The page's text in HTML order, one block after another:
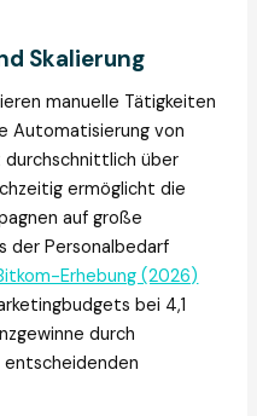
Skalierung
manuelle Tätigkeiten
Automatisierung von
über
ermöglicht die
auf große
der Personalbedarf
Erhebung (2026)
bei 4,1
durch